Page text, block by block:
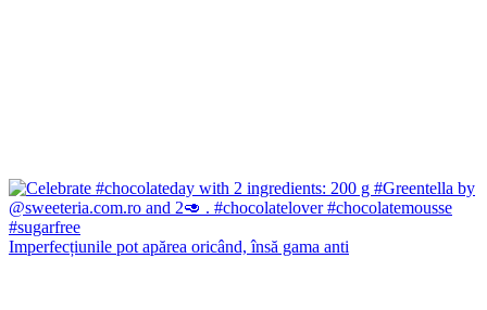
Imperfecțiunile pot apărea oricând, însă gama anti